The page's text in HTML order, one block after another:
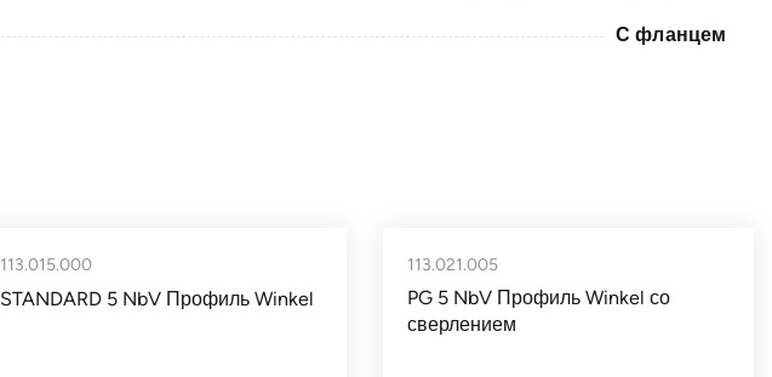
С фланцем
113.015.000
STANDARD 5 NbV Профиль Winkel
113.021.005
PG 5 NbV Профиль Winkel со
сверлением